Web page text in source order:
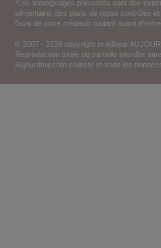
*Les témoignages présentés sont des
alimentaire, des plans de repas contrôlés
l'avis de votre médecin traitant avant
© 2007 - 2026 copyright et éditeur
Reproduction totale ou partielle interdite
Aujourdhui.com collecte et traite les